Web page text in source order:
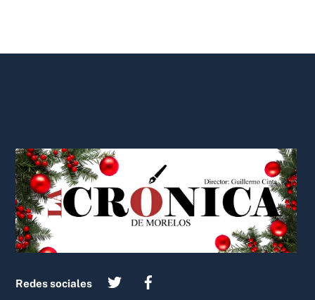
To
Top
Redes sociales